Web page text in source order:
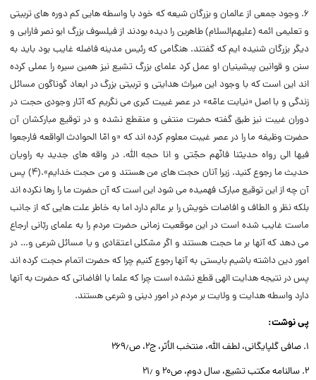
6. وجود جمعی از عالمان و بزرگان شیعه که خود با واسطه هایی کم دوره های تربیتی
و تعلیمی ائمه (علیهم‌السلام) طاهرین را دیده بودند از فیلسوف بزرگ ابو نصر فارابی و
دیگر بزرگان شنیده ایم که گفتند. هنگامی که رئیس مدینه فاضله غایب بود باید به
سنن و قوانین پیشینیان او عمل کرد علمای بزرگ تشیع نیز همین سیره را عملی کرده
اند این است که با وجود این میراث هدایتی و تربیتی بزرگ در ابعاد گوناگون مسائل
زندگی و با اصل «نیابت عامّه» در عصر غیبت کبری می نگریم که آثار وجودی حجت در
دوران غیبت نیز طبق گفته حضرت منتفی و منقطع نشده و در توقیع مبارکشان آن
حضرت وظیفه ما را در عصر غیبت معلوم کرده اند که «و امّا الحوادث الواقعه فارجعوا
فیها الی رواه حدیثنا فانّهم حجّتی و انا حجه الله. در واقه های جدید به راویان
حدیث ما رجوع کنید. زیرا آنان حجت های من هستند و من حجت خدایم».(۴) پس
آن چه از این توقیع مبارک فهمیده می شود این است که آن حضرت ما را رها نکرده اند
بلکه نظر و الطاف و افاضات خویش را بر عالم دارد اما به خاطر علت هایی که از جانب
ماست غایب شده است در این موقعیت زمانی حضرت مردم را به علمای ربّانی ارجاع
می دهد که آنها بر ما حجت هستند و اگر مشکلی اعتقادی و یا مسائل شرعی و… در
امور دین داشته باشیم بایستی به آنها رجوع کنیم چرا که حضرت اتمام حجت کرده اند
پس در نتیجه هدایت الهی قطع نشده است چرا که علما با افاضاتی که حضرت به آنها
دارد واسطه هدایت و ولایت بر مردم در امور دینی و شرعی هستند.
پی نوشت:
1. صافی گلپایگانی، لطف الله، منتخب الأثر، ج۲، ص۲۶۹٫
2. سالنامه مکتب تشیع، سال دوم، ص۲۰ و ۲۱٫